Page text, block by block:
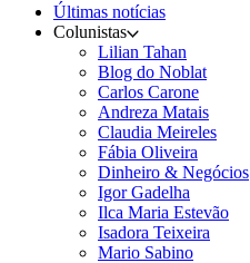
Últimas notícias
Colunistas
Lilian Tahan
Blog do Noblat
Carlos Carone
Andreza Matais
Claudia Meireles
Fábia Oliveira
Dinheiro & Negócios
Igor Gadelha
Ilca Maria Estevão
Isadora Teixeira
Mario Sabino